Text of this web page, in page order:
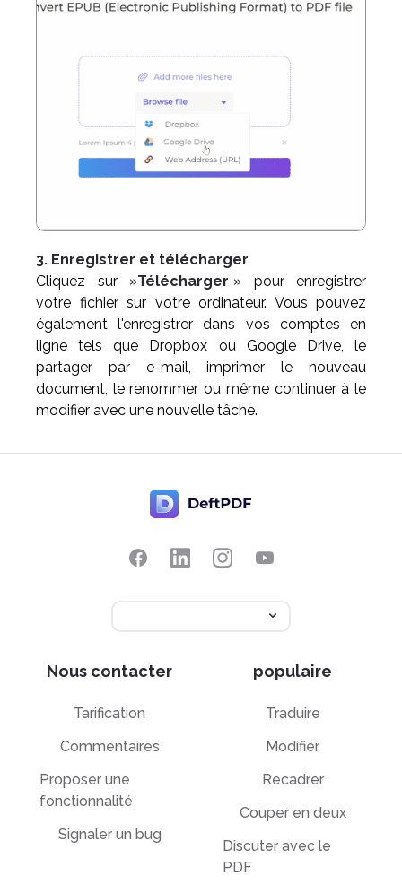
3. Enregistrer et télécharger
Cliquez sur »Télécharger » pour enregistrer
votre fichier sur votre ordinateur. Vous pouvez
également l'enregistrer dans vos comptes en
ligne tels que Dropbox ou Google Drive, le
partager par e-mail, imprimer le nouveau
document, le renommer ou même continuer à le
modifier avec une nouvelle tâche.
Nous contacter
Tarification
Commentaires
Proposer une
fonctionnalité
Signaler un bug
populaire
Traduire
Modifier
Recadrer
Couper en deux
Discuter avec le
PDF